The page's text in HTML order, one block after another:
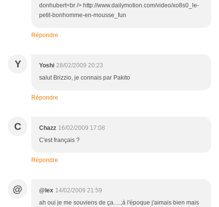
donhubert<br /> http://www.dailymotion.com/video/xo8s0_le-
petit-bonhomme-en-mousse_fun
Répondre
Y Yoshi 28/02/2009 20:23
salut Brizzio, je connais par Pakito
Répondre
C Chazz 16/02/2009 17:08
C'est français ?
Répondre
@ @lex 14/02/2009 21:59
ah oui je me souviens de ça.....;à l'époque j'aimais bien mais